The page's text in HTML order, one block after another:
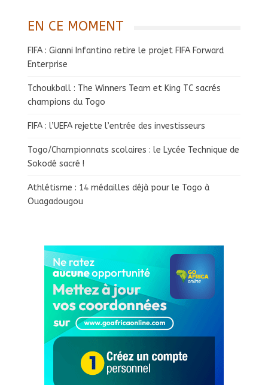
EN CE MOMENT
FIFA : Gianni Infantino retire le projet FIFA Forward
Enterprise
Tchoukball : The Winners Team et King TC sacrés
champions du Togo
FIFA : l’UEFA rejette l’entrée des investisseurs
Togo/Championnats scolaires : le Lycée Technique de
Sokodé sacré !
Athlétisme : 14 médailles déjà pour le Togo à
Ouagadougou